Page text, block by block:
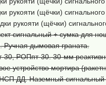
рукояти (щёчки)
рукояти (щёчки)
сигнальный + сумка для
Ручная дымовая граната.
30, РОПпт-30. 30-мм
устройство мортира
ДД. Наземный сигнальный